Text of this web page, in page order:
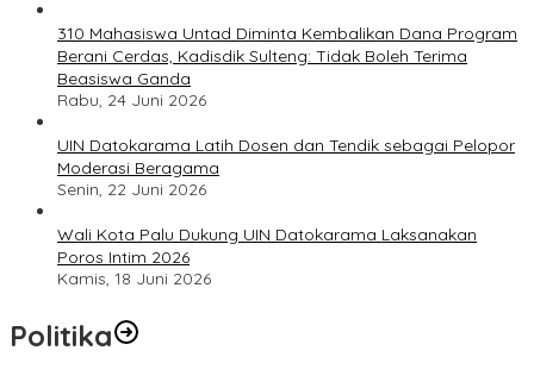
310 Mahasiswa Untad Diminta Kembalikan Dana Program
Berani Cerdas, Kadisdik Sulteng: Tidak Boleh Terima
Beasiswa Ganda
Rabu, 24 Juni 2026
UIN Datokarama Latih Dosen dan Tendik sebagai Pelopor
Moderasi Beragama
Senin, 22 Juni 2026
Wali Kota Palu Dukung UIN Datokarama Laksanakan
Poros Intim 2026
Kamis, 18 Juni 2026
Politika